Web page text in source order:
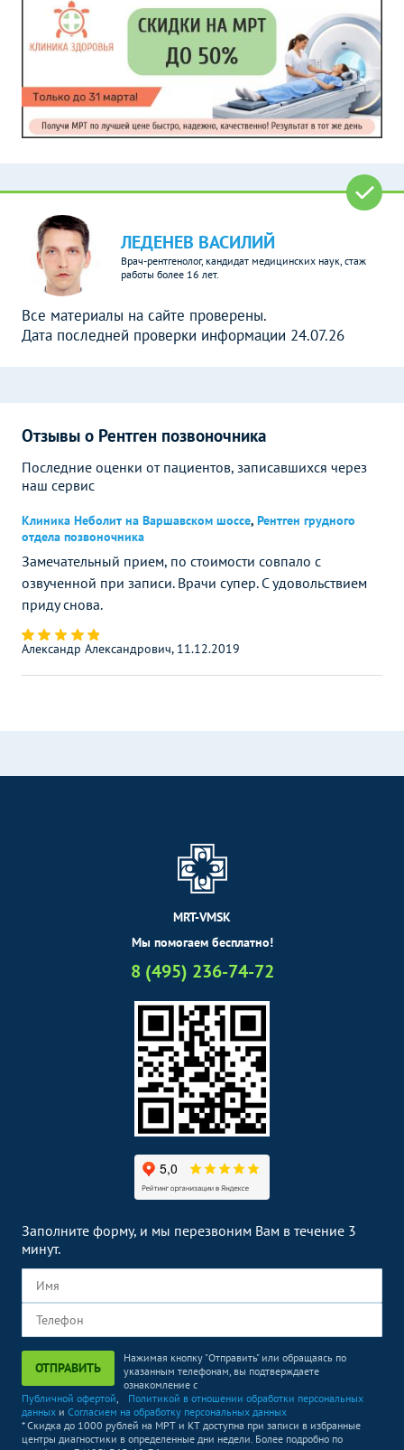
ЛЕДЕНЕВ ВАСИЛИЙ
Врач-рентгенолог, кандидат медицинских наук, стаж
работы более 16 лет.
Все материалы на сайте проверены.
Дата последней проверки информации 24.07.26
Отзывы о Рентген позвоночника
Последние оценки от пациентов, записавшихся через
наш сервис
Клиника Неболит на Варшавском шоссе, Рентген грудного
отдела позвоночника
Замечательный прием, по стоимости совпало с
озвученной при записи. Врачи супер. С удовольствием
приду снова.
Александр Александрович, 11.12.2019
MRT-VMSK
Мы помогаем бесплатно!
8 (495) 236-74-72
Заполните форму, и мы перезвоним Вам в течение 3
минут.
ОТПРАВИТЬ
Нажимая кнопку "Отправить" или обращаясь по
указанным телефонам, вы подтверждаете
ознакомление с
Публичной офертой,
Политикой в отношении обработки персональных
данных и Согласием на обработку персональных данных
* Скидка до 1000 рублей на МРТ и КТ доступна при записи в избранные
центры диагностики в определенные дни недели. Более подробно по